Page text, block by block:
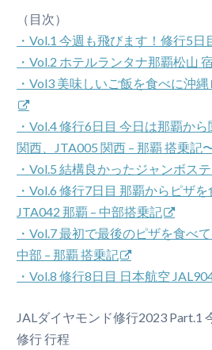
（目次）
・Vol.1 今週も飛びます！修行5
・Vol.2 ホテルランタナ那覇松山
・Vol3 美味しいご飯を食べに沖
・Vol.4 修行6日目 今日は那覇か
関西、JTA005 関西 – 那覇 搭乗記
・Vol.5 結構良かったジャンボス
・Vol.6 修行7日目 那覇からピザ
JTA042 那覇 – 中部搭乗記
・Vol.7 最初で最後のピザを食べ
中部 – 那覇 搭乗記
・Vol.8 修行8日目 日本航空
JALダイヤモンド修行2023 Part.1
修行 行程